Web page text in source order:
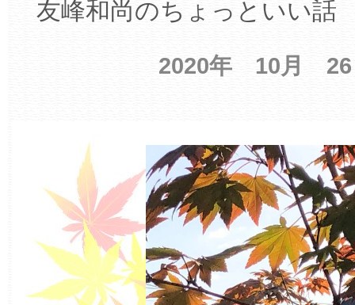
友峰和尚のちょっといい話
2020年 10月